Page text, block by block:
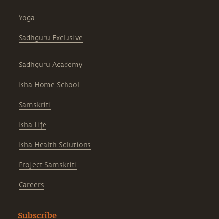
Yoga
Sadhguru Exclusive
Sadhguru Academy
Isha Home School
Samskriti
Isha Life
Isha Health Solutions
Project Samskriti
Careers
Subscribe